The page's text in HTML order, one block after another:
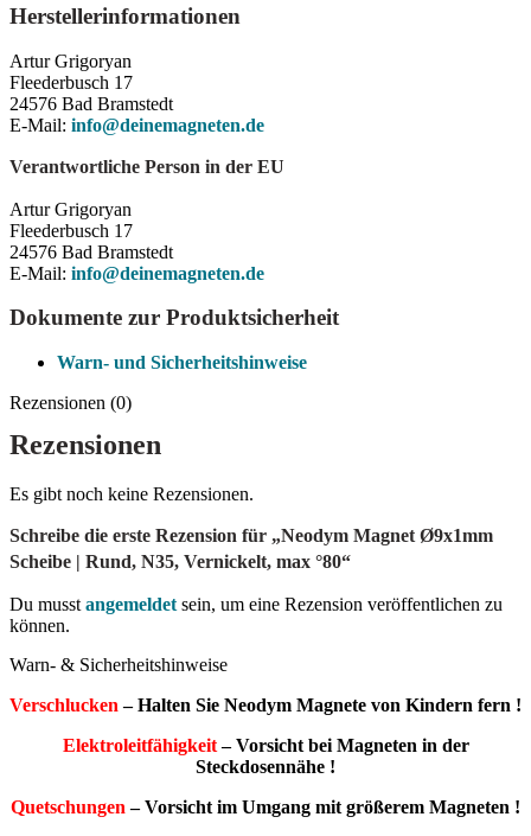
Herstellerinformationen
Artur Grigoryan
Fleederbusch 17
24576 Bad Bramstedt
E-Mail: info@deinemagneten.de
Verantwortliche Person in der EU
Artur Grigoryan
Fleederbusch 17
24576 Bad Bramstedt
E-Mail: info@deinemagneten.de
Dokumente zur Produktsicherheit
Warn- und Sicherheitshinweise
Rezensionen (0)
Rezensionen
Es gibt noch keine Rezensionen.
Schreibe die erste Rezension für „Neodym Magnet Ø9x1mm
Scheibe | Rund, N35, Vernickelt, max °80“
Du musst angemeldet sein, um eine Rezension veröffentlichen zu
können.
Warn- & Sicherheitshinweise
Verschlucken – Halten Sie Neodym Magnete von Kindern fern !
Elektroleitfähigkeit– Vorsicht bei Magneten in der
Steckdosennähe !
Quetschungen – Vorsicht im Umgang mit größerem Magneten !